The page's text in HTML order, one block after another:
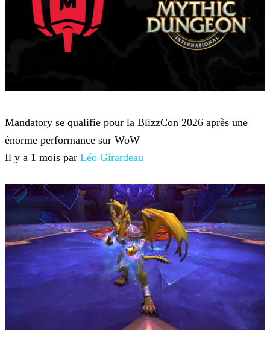
Mandatory se qualifie pour la BlizzCon 2026 après une
énorme performance sur WoW
Il y a 1 mois par Léo Girardeau